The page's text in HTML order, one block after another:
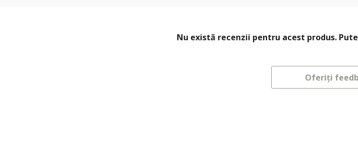
Nu există recenzii pentru acest produs.
Oferiți